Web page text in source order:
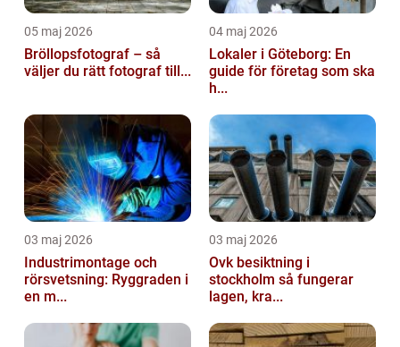
05 maj 2026
Bröllopsfotograf – så
väljer du rätt fotograf till...
04 maj 2026
Lokaler i Göteborg: En
guide för företag som ska
h...
03 maj 2026
Industrimontage och
rörsvetsning: Ryggraden i
en m...
03 maj 2026
Ovk besiktning i
stockholm så fungerar
lagen, kra...